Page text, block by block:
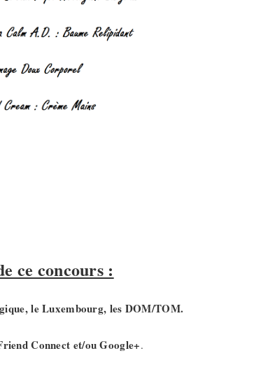
ce concours :
le Luxembourg, les DOM/TOM.
Connect et/ou Google+.